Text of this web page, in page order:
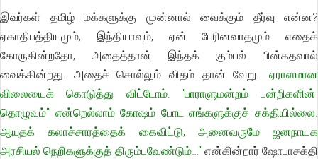
இவர்கள் தமிழ் மக்களுக்கு முன்னால் வைக்கும் தீர்வு என்ன?
ஏகாதிபத்தியமும், இந்தியாவும், ஏன் பேரினவாதமும் எதைக்
கோருகின்றதோ, அதைத்தான் இந்தக் கும்பல் பின்கதவால்
வைக்கின்றது. அதைச் சொல்லும் விதம் தான் வேறு. 'ஏராளமான
விலையைக் கொடுத்து விட்டோம். 'பாராளுமன்றம் பன்றிகளின்
தொழுவம்" என்றெல்லாம் கோஷம் போட எங்களுக்குச் சக்தியில்லை.
ஆயுதக் கலாச்சாரத்தைக் கைவிட்டு, அனைவருமே ஜனநாயக
அரசியல் நெறிகளுக்குத் திரும்பவேண்டும்…" என்கின்றார் ஷோபாசக்தி